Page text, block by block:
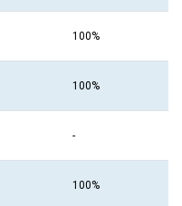
100%
100%
-
100%